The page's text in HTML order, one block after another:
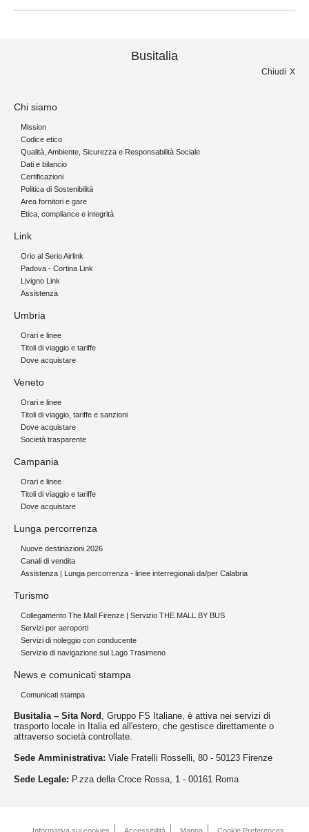
Busitalia
Chiudi
Chi siamo
Mission
Codice etico
Qualità, Ambiente, Sicurezza e Responsabilità Sociale
Dati e bilancio
Certificazioni
Politica di Sostenibilità
Area fornitori e gare
Etica, compliance e integrità
Link
Orio al Serio Airlink
Padova - Cortina Link
Livigno Link
Assistenza
Umbria
Orari e linee
Titoli di viaggio e tariffe
Dove acquistare
Veneto
Orari e linee
Titoli di viaggio, tariffe e sanzioni
Dove acquistare
Società trasparente
Campania
Orari e linee
Titoli di viaggio e tariffe
Dove acquistare
Lunga percorrenza
Nuove destinazioni 2026
Canali di vendita
Assistenza | Lunga percorrenza - linee interregionali da/per Calabria
Turismo
Collegamento The Mall Firenze | Servizio THE MALL BY BUS
Servizi per aeroporti
Servizi di noleggio con conducente
Servizio di navigazione sul Lago Trasimeno
News e comunicati stampa
Comunicati stampa
Busitalia – Sita Nord , Gruppo FS Italiane, è attiva nei servizi di
trasporto locale in Italia ed all'estero, che gestisce direttamente o
attraverso società controllate.
Sede Amministrativa: Viale Fratelli Rosselli, 80 - 50123 Firenze
Sede Legale: P.zza della Croce Rossa, 1 - 00161 Roma